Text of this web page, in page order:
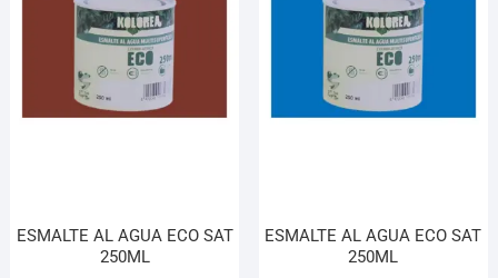
ESMALTE AL AGUA ECO SAT
250ML
ESMALTE AL AGUA ECO SAT
250ML